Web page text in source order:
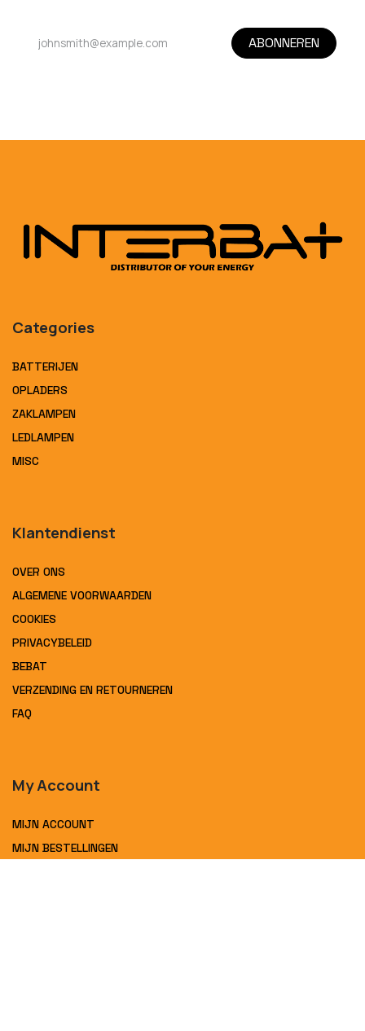
ABONNEREN
Categories
BATTERIJEN
OPLADERS
ZAKLAMPEN
LEDLAMPEN
MISC
Klantendienst
OVER ONS
ALGEMENE VOORWAARDEN
COOKIES
PRIVACYBELEID
BEBAT
VERZENDING EN RETOURNEREN
FAQ
My Account
MIJN ACCOUNT
MIJN BESTELLINGEN